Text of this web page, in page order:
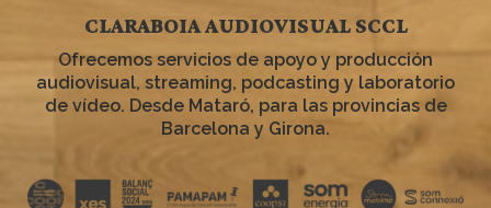
CLARABOIA AUDIOVISUAL SCCL
Ofrecemos servicios de apoyo y producción
audiovisual, streaming, podcasting y laboratorio
de vídeo. Desde Mataró, para las provincias de
Barcelona y Girona.